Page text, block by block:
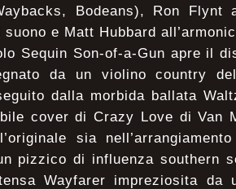
Bodeans), Ron Flynt
suono e Matt Hubbard
Sequin Son-of-a-Gun apre il
da un violino country
dalla morbida ballata
cover di Crazy Love di Van
sia
pizzico di influenza southern
Wayfarer impreziosita